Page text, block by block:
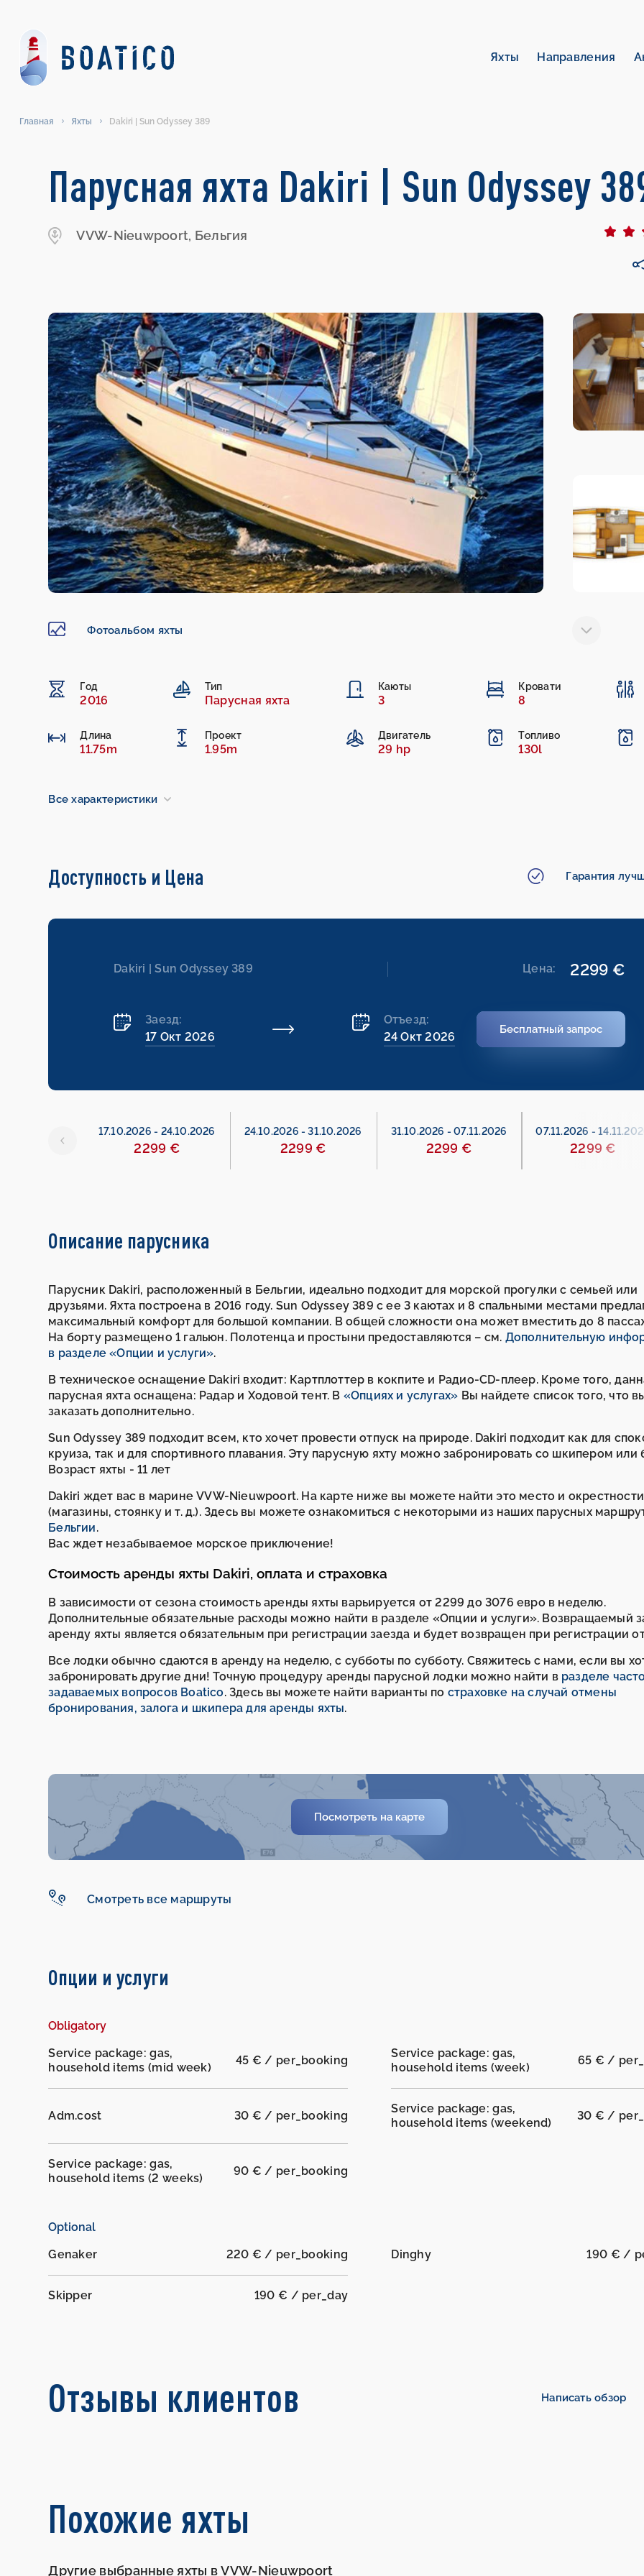
Яхты Направления
Главная Яхты Dakiri | Sun Odyssey 389
Парусная яхта Dakiri | Sun Odyssey
VVW-Nieuwpoort, Бельгия
Фотоальбом яхты
Год
2016
Тип
Парусная яхта
Каюты
3
Кровати
8
Длина
11.75m
Проект
1.95m
Двигатель
29 hp
Топливо
130l
Все характеристики
Доступность и Цена Гарантия
Dakiri | Sun Odyssey 389 Цена: 2299 €
Заезд:
17 Окт 2026
Отъезд:
24 Окт 2026
Бесплатный запрос
17.10.2026 - 24.10.2026
2299 €
24.10.2026 -31.10.2026
2299 €
31.10.2026 -07.11.2026
2299 €
07.11.2026 -
2299 €
Описание парусника
Парусник Dakiri, расположенный в Бельгии, идеально подходит для морской прогулки с семьей или
друзьями. Яхта построена в 2016 году. Sun Odyssey 389 с ее 3 каютах и 8 спальными местами
максимальный комфорт для большой компании. В общей сложности она может вместить до 8
На борту размещено 1 гальюн. Полотенца и простыни предоставляются – см. Дополнительную
в разделе «Опции и услуги».
В техническое оснащение Dakiri входит: Картплоттер в кокпите и Радио-CD-плеер. Кроме того,
парусная яхта оснащена: Радар и Ходовой тент. В «Опциях и услугах» Вы найдете список того, что
заказать дополнительно.
Sun Odyssey 389 подходит всем, кто хочет провести отпуск на природе. Dakiri подходит как для
круиза, так и для спортивного плавания. Эту парусную яхту можно забронировать со шкипером или
Возраст яхты - 11 лет
Dakiri ждет вас в марине VVW-Nieuwpoort. На карте ниже вы можете найти это место и окрестности
(магазины, стоянку и т. д.). Здесь вы можете ознакомиться с некоторыми из наших парусных
Бельгии.
Вас ждет незабываемое морское приключение!
Стоимость аренды яхты Dakiri, оплата и страховка
В зависимости от сезона стоимость аренды яхты варьируется от 2299 до 3076 евро в неделю.
Дополнительные обязательные расходы можно найти в разделе «Опции и услуги». Возвращаемый
аренду яхты является обязательным при регистрации заезда и будет возвращен при регистрации
Все лодки обычно сдаются в аренду на неделю, с субботы по субботу. Свяжитесь с нами, если вы
забронировать другие дни! Точную процедуру аренды парусной лодки можно найти в разделе
задаваемых вопросов Boatico. Здесь вы можете найти варианты по страховке на случай отмены
бронирования, залога и шкипера для аренды яхты.
Посмотреть на карте
Смотреть все маршруты
Опции и услуги
Obligatory
Service package: gas,
household items (mid week)
45 € / per_booking
Service package: gas,
household items (week)
65 € /
Adm.cost 30 € / per_booking
Service package: gas,
household items (weekend)
30 € /
Service package: gas,
household items (2 weeks)
90 € / per_booking
Optional
Genaker
220 € / per_booking Dinghy 190 € /
Skipper 190 € / per_day
Отзывы клиентов Написать обзор
Похожие яхты
Другие выбранные яхты в VVW-Nieuwpoort